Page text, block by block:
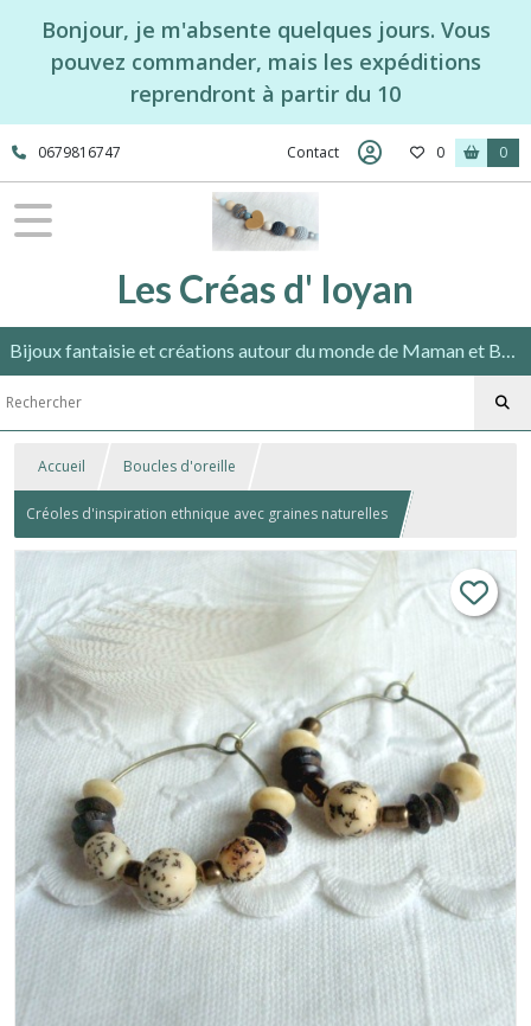
Bonjour, je m'absente quelques jours. Vous
pouvez commander, mais les expéditions
reprendront à partir du 10
0679816747 Contact 0 0
Les Créas d' Ioyan
Bijoux fantaisie et créations autour du monde de Maman et Bébé répondant aux normes en vigueur.
Accueil Boucles d'oreille
Créoles d'inspiration ethnique avec graines naturelles